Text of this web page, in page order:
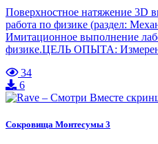
Поверхностное натяжение 3D
работа по физике (раздел:
Имитационное выполнение
физике.ЦЕЛЬ ОПЫТА:
34
6
Сокровища Монтесумы 3